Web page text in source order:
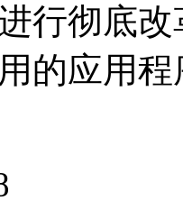
行彻底
的应用